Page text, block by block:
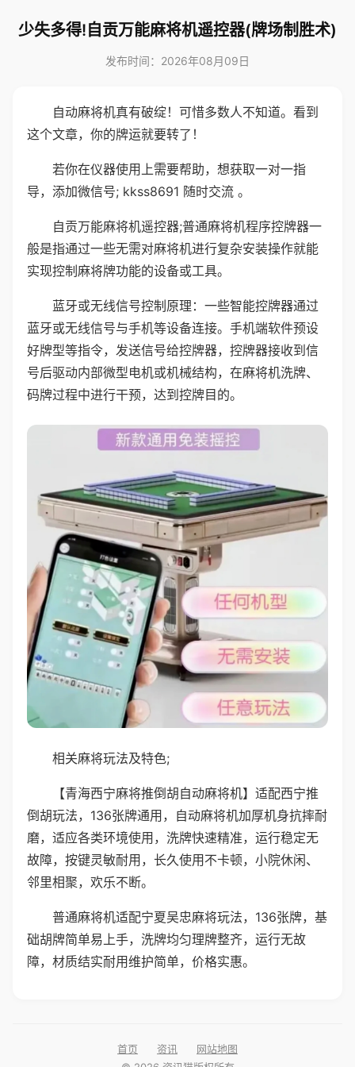
少失多得!自贡万能麻将机遥控器(牌场制胜术)
发布时间：2026年08月09日
自动麻将机真有破绽！可惜多数人不知道。看到
这个文章，你的牌运就要转了！
若你在仪器使用上需要帮助，想获取一对一指
导，添加微信号; kkss8691 随时交流 。
自贡万能麻将机遥控器;普通麻将机程序控牌器一
般是指通过一些无需对麻将机进行复杂安装操作就能
实现控制麻将牌功能的设备或工具。
蓝牙或无线信号控制原理：一些智能控牌器通过
蓝牙或无线信号与手机等设备连接。手机端软件预设
好牌型等指令，发送信号给控牌器，控牌器接收到信
号后驱动内部微型电机或机械结构，在麻将机洗牌、
码牌过程中进行干预，达到控牌目的。
相关麻将玩法及特色;
【青海西宁麻将推倒胡自动麻将机】适配西宁推
倒胡玩法，136张牌通用，自动麻将机加厚机身抗摔耐
磨，适应各类环境使用，洗牌快速精准，运行稳定无
故障，按键灵敏耐用，长久使用不卡顿，小院休闲、
邻里相聚，欢乐不断。
普通麻将机适配宁夏吴忠麻将玩法，136张牌，基
础胡牌简单易上手，洗牌均匀理牌整齐，运行无故
障，材质结实耐用维护简单，价格实惠。
首页 资讯
网站地图